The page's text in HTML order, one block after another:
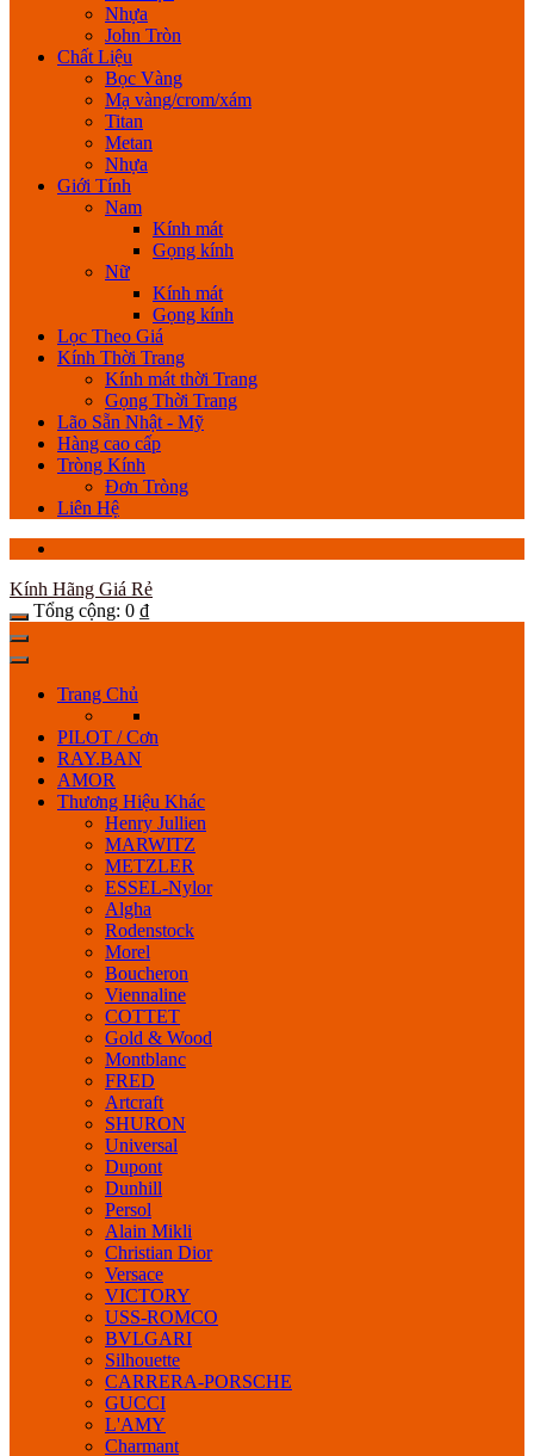
Nhựa
John Tròn
Chất Liệu
Bọc Vàng
Mạ vàng/crom/xám
Titan
Metan
Nhựa
Giới Tính
Nam
Kính mát
Gọng kính
Nữ
Kính mát
Gọng kính
Lọc Theo Giá
Kính Thời Trang
Kính mát thời Trang
Gọng Thời Trang
Lão Sẵn Nhật - Mỹ
Hàng cao cấp
Tròng Kính
Đơn Tròng
Liên Hệ
Kính Hãng Giá Rẻ
Tổng cộng: 0 ₫
Trang Chủ
PILOT / Cơn
RAY.BAN
AMOR
Thương Hiệu Khác
Henry Jullien
MARWITZ
METZLER
ESSEL-Nylor
Algha
Rodenstock
Morel
Boucheron
Viennaline
COTTET
Gold & Wood
Montblanc
FRED
Artcraft
SHURON
Universal
Dupont
Dunhill
Persol
Alain Mikli
Christian Dior
Versace
VICTORY
USS-ROMCO
BVLGARI
Silhouette
CARRERA-PORSCHE
GUCCI
L'AMY
Charmant